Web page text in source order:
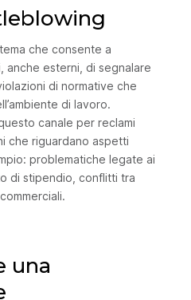
che consente a
anche esterni, di segnalare
di normative che
di lavoro.
canale per reclami
che riguardano aspetti
problematiche legate ai
di stipendio, conflitti tra
una